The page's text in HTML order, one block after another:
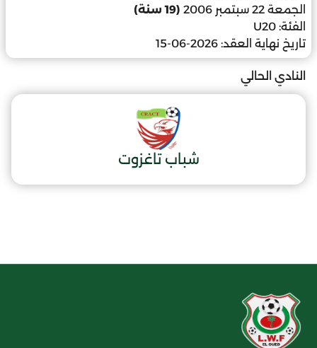
الجمعة 22 سبتمبر 2006
(19 سنة)
الفئة: U20
تاريخ نهاية العقد: 2026-06-15
النادي الحالي
شباب تاغزوت